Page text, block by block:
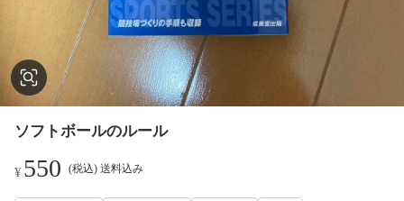
ソフトボールのルール
¥550 (税込) 送料込み